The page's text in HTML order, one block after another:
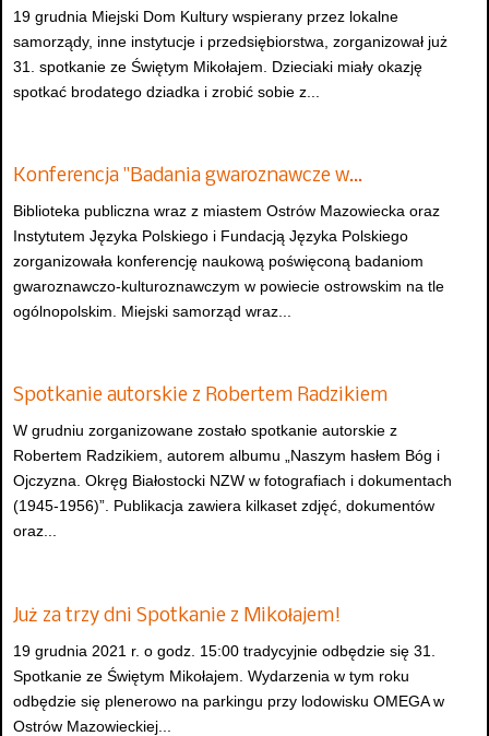
19 grudnia Miejski Dom Kultury wspierany przez lokalne
samorządy, inne instytucje i przedsiębiorstwa, zorganizował już
31. spotkanie ze Świętym Mikołajem. Dzieciaki miały okazję
spotkać brodatego dziadka i zrobić sobie z...
Konferencja "Badania gwaroznawcze w…
Biblioteka publiczna wraz z miastem Ostrów Mazowiecka oraz
Instytutem Języka Polskiego i Fundacją Języka Polskiego
zorganizowała konferencję naukową poświęconą badaniom
gwaroznawczo-kulturoznawczym w powiecie ostrowskim na tle
ogólnopolskim. Miejski samorząd wraz...
Spotkanie autorskie z Robertem Radzikiem
W grudniu zorganizowane zostało spotkanie autorskie z
Robertem Radzikiem, autorem albumu „Naszym hasłem Bóg i
Ojczyzna. Okręg Białostocki NZW w fotografiach i dokumentach
(1945-1956)”. Publikacja zawiera kilkaset zdjęć, dokumentów
oraz...
Już za trzy dni Spotkanie z Mikołajem!
19 grudnia 2021 r. o godz. 15:00 tradycyjnie odbędzie się 31.
Spotkanie ze Świętym Mikołajem. Wydarzenia w tym roku
odbędzie się plenerowo na parkingu przy lodowisku OMEGA w
Ostrów Mazowieckiej...